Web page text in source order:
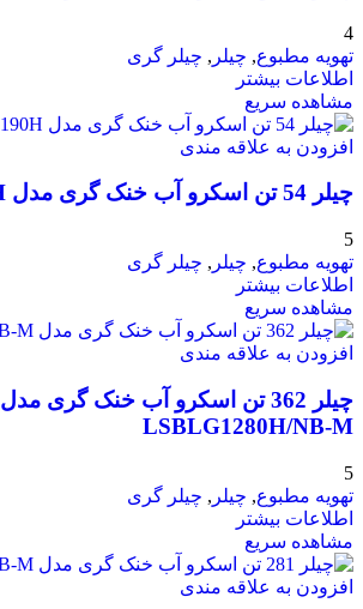
4
تهویه مطبوع, چیلر , چیلر گری
اطلاعات بیشتر
مشاهده سریع
افزودن به علاقه مندی
چیلر 54 تن اسکرو آب خنک گری مدل LSBLG190H
5
تهویه مطبوع, چیلر , چیلر گری
اطلاعات بیشتر
مشاهده سریع
افزودن به علاقه مندی
چیلر 362 تن اسکرو آب خنک گری مدل
LSBLG1280H/NB-M
5
تهویه مطبوع, چیلر , چیلر گری
اطلاعات بیشتر
مشاهده سریع
افزودن به علاقه مندی